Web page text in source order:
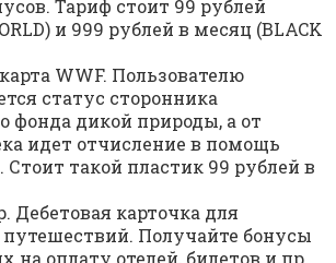
Тариф стоит 99 рублей
и 999 рублей в месяц (BLACK
WWF. Пользователю
статус сторонника
фонда дикой природы, а от
идет отчисление в помощь
такой пластик 99 рублей в
Дебетовая карточка для
Получайте бонусы
на оплату отелей, билетов и пр.